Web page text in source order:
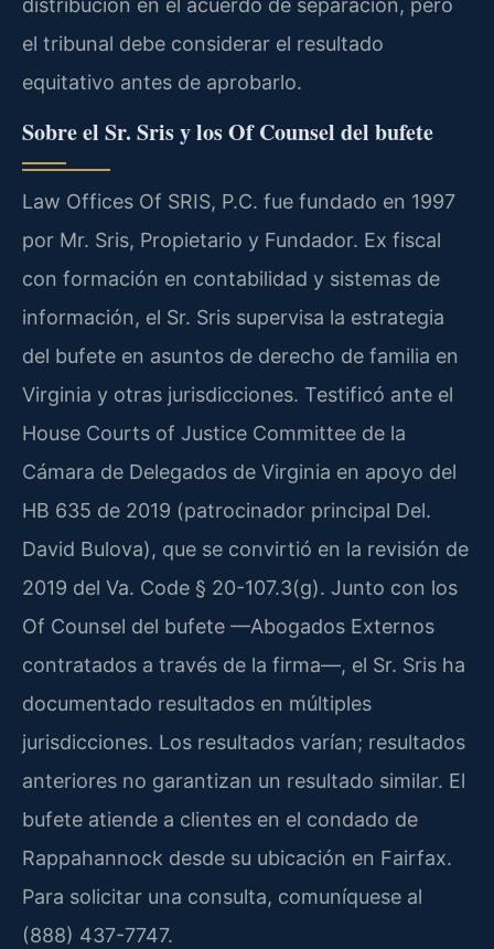
el tribunal debe considerar el resultado
equitativo antes de aprobarlo.
Sobre el Sr. Sris y los Of Counsel del bufete
Law Offices Of SRIS, P.C. fue fundado en 1997
por Mr. Sris, Propietario y Fundador. Ex fiscal
con formación en contabilidad y sistemas de
información, el Sr. Sris supervisa la estrategia
del bufete en asuntos de derecho de familia en
Virginia y otras jurisdicciones. Testificó ante el
House Courts of Justice Committee de la
Cámara de Delegados de Virginia en apoyo del
HB 635 de 2019 (patrocinador principal Del.
David Bulova), que se convirtió en la revisión de
2019 del Va. Code § 20-107.3(g). Junto con los
Of Counsel del bufete —Abogados Externos
contratados a través de la firma—, el Sr. Sris ha
documentado resultados en múltiples
jurisdicciones. Los resultados varían; resultados
anteriores no garantizan un resultado similar. El
bufete atiende a clientes en el condado de
Rappahannock desde su ubicación en Fairfax.
Para solicitar una consulta, comuníquese al
(888) 437-7747.